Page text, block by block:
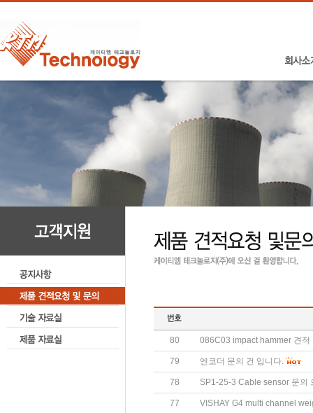
80 086C03 impact hammer 견적
79 엔코더 문의 건 입니다.
78 SP1-25-3 Cable sensor 문의
77 VISHAY G4 multi channel